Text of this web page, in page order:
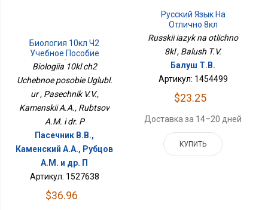
Биология 10кл Ч2
Учебное Пособие
Углубл. Ур
Biologiia 10kl ch2
Uchebnoe posobie Uglubl.
ur , Pasechnik V.V.,
Kamenskii A.A., Rubtsov
A.M. i dr. P
Пасечник В.В.,
Каменский А.А., Рубцов
A.M. и др. П
Артикул: 1527638
$36.96
Русский Язык На
Отлично 8кл
Russkii iazyk na otlichno
8kl , Balush T.V.
Балуш Т.В.
Артикул: 1454499
$23.25
Доставка за 14–20 дней
КУПИТЬ